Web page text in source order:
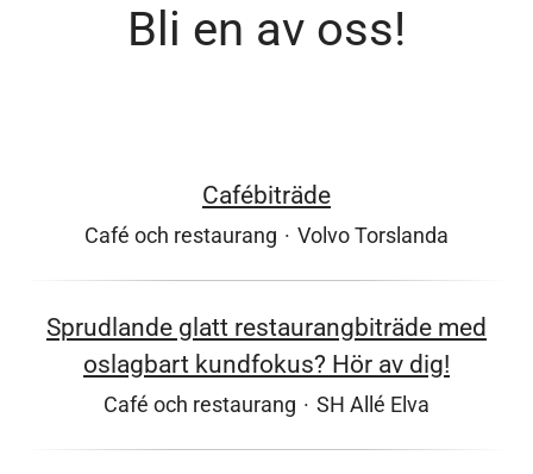
Bli en av oss!
Cafébiträde
Café och restaurang · Volvo Torslanda
Sprudlande glatt restaurangbiträde med
oslagbart kundfokus? Hör av dig!
Café och restaurang · SH Allé Elva